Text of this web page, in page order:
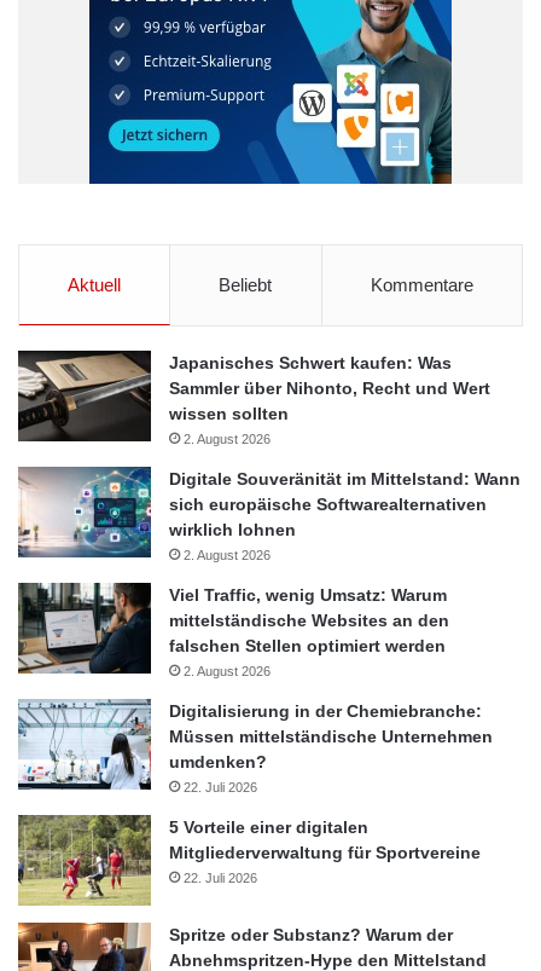
Aktuell Beliebt Kommentare
Japanisches Schwert kaufen: Was
Sammler über Nihonto, Recht und Wert
wissen sollten
2. August 2026
Digitale Souveränität im Mittelstand: Wann
sich europäische Softwarealternativen
wirklich lohnen
2. August 2026
Viel Traffic, wenig Umsatz: Warum
mittelständische Websites an den
falschen Stellen optimiert werden
2. August 2026
Digitalisierung in der Chemiebranche:
Müssen mittelständische Unternehmen
umdenken?
22. Juli 2026
5 Vorteile einer digitalen
Mitgliederverwaltung für Sportvereine
22. Juli 2026
Spritze oder Substanz? Warum der
Abnehmspritzen-Hype den Mittelstand